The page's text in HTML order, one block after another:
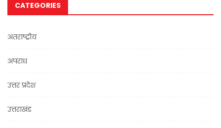
CATEGORIES
अंतराष्ट्रीय
अपराध
उत्तर प्रदेश
उत्तराखंड